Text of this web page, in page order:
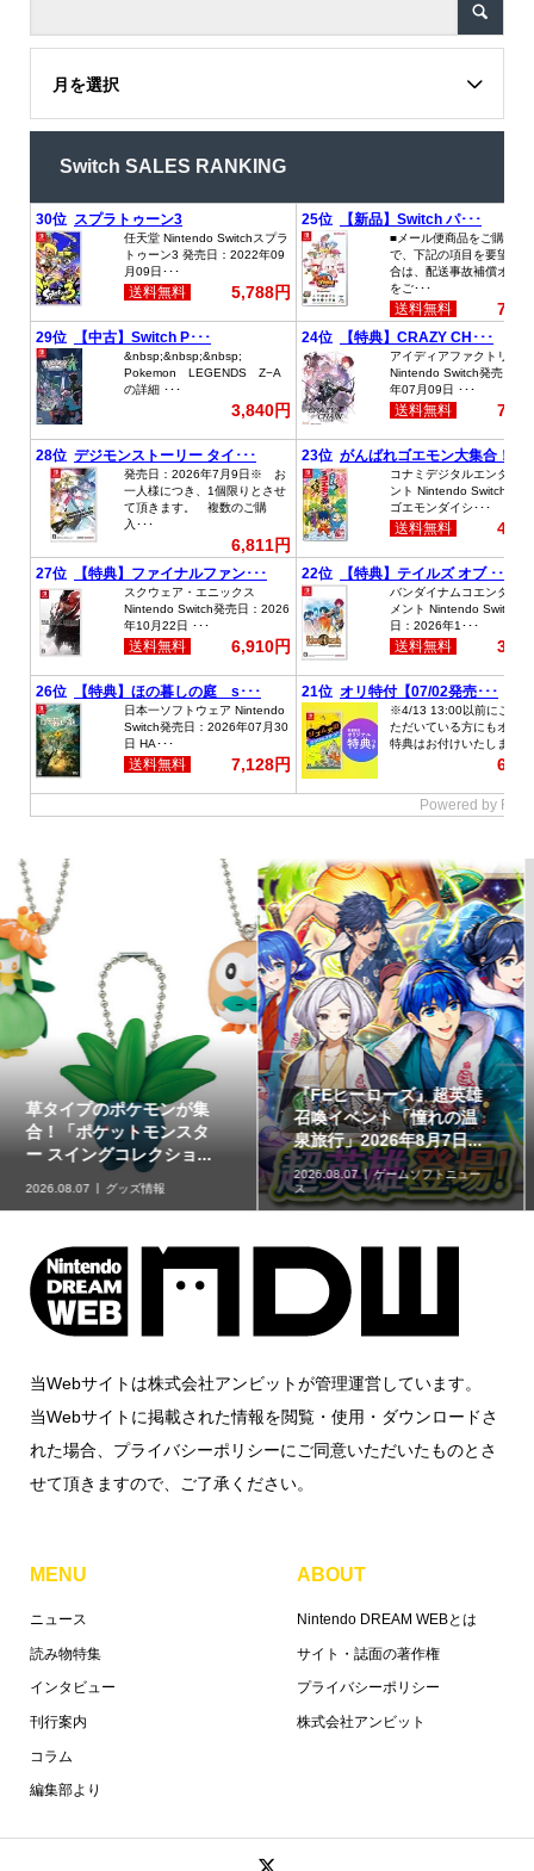
月を選択
Switch SALES RANKING
『ドンキーコング バナン
ザ』のゲーム内イベント
「あつめて 泳いで」で...
2026.08.06 企画記事
【イベントレポート】実
際に草が揺れる生息地づ
くりを体験!!「リアル『...
2026.08.06 取材・レポート
当Webサイトは株式会社アンビットが管理運営しています。
当Webサイトに掲載された情報を閲覧・使用・ダウンロードさ
れた場合、プライバシーポリシーにご同意いただいたものとさ
せて頂きますので、ご了承ください。
MENU
ニュース
読み物特集
インタビュー
刊行案内
コラム
編集部より
ABOUT
Nintendo DREAM WEBとは
サイト・誌面の著作権
プライバシーポリシー
株式会社アンビット